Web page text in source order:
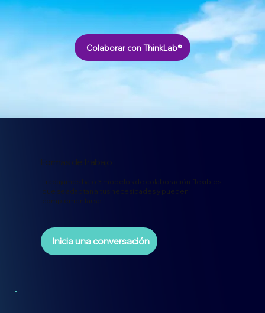
Formas de trabajo
Trabajamos bajo 3 modelos de colaboración flexibles
que se adaptan a tus necesidades y pueden
complementarse.
Inicia una conversación
Colaborar con ThinkLab®